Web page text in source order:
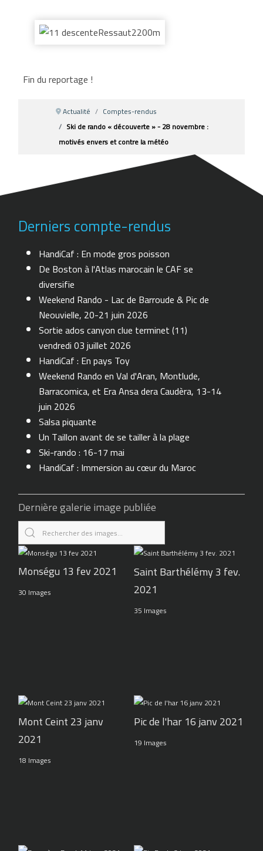
Fin du reportage !
Actualité
Comptes-rendus
Ski de rando « découverte » - 28 novembre :
motivés envers et contre la météo
Derniers compte-rendus
HandiCaf : En mode gros poisson
De Boston à l'Atlas marocain le CAF se
diversifie
Weekend Rando - Lac de Barroude & Pic de
Neouvielle, 20-21 juin 2026
Sortie ados canyon clue terminet (11)
vendredi 03 juillet 2026
HandiCaf : En pays Toy
Weekend Rando en Val d'Aran, Montlude,
Barracomica, et Era Ansa dera Caudèra, 13-14
juin 2026
Salsa piquante
Un Taillon avant de se tailler à la plage
Ski-rando : 16-17 mai
HandiCaf : Immersion au cœur du Maroc
Dernière galerie image publiée
Monségu 13 fev 2021
30 Images
Saint Barthélémy 3 fev.
2021
35 Images
Mont Ceint 23 janv
2021
18 Images
Pic de l'har 16 janv 2021
19 Images